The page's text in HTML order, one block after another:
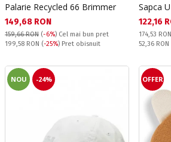
Palarie Recycled 66 Brimmer
Текуща цена:
149,68 RON
159,66 RON (-6%) Cel mai bun pret
Pret obisnuit:
199,58 RON (-25%) Pret obisnuit
Sapca
Текуща
122,16
Pret
174,53 RON
52,36 RON
NOU -24% OFFER